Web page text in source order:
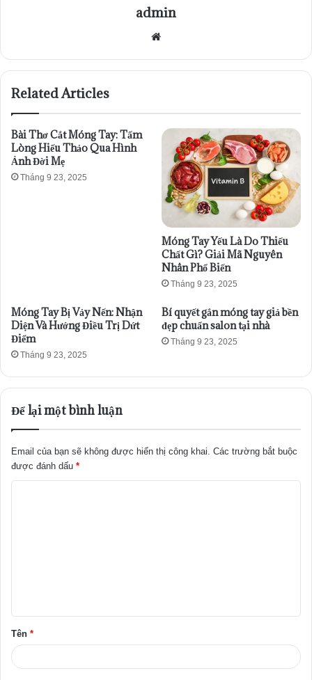
admin
Website
Related Articles
Bài Thơ Cắt Móng Tay: Tấm
Lòng Hiếu Thảo Qua Hình
Ảnh Đời Mẹ
Tháng 9 23, 2025
Móng Tay Yếu Là Do Thiếu
Chất Gì? Giải Mã Nguyên
Nhân Phổ Biến
Tháng 9 23, 2025
Móng Tay Bị Vảy Nến: Nhận
Diện Và Hướng Điều Trị Dứt
Điểm
Tháng 9 23, 2025
Bí quyết gắn móng tay giả bền
đẹp chuẩn salon tại nhà
Tháng 9 23, 2025
Để lại một bình luận
Email của bạn sẽ không được hiển thị công khai. Các trường bắt buộc
được đánh dấu *
ậ
n
Tên *